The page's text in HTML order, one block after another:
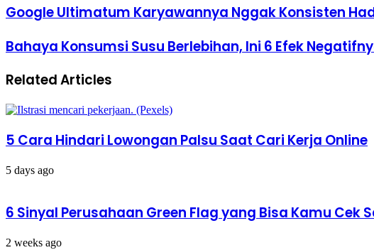
Google
Ultimatum
Nggak
Konsisten
di
Google Ultimatum Karyawannya Nggak Konsisten
Bahaya
Konsumsi
Berlebihan,
6
Efek
Bahaya Konsumsi Susu Berlebihan, Ini 6 Efek
Related Articles
5 Cara Hindari Lowongan Palsu Saat Cari Kerja Online
5 days ago
6 Sinyal Perusahaan Green Flag yang Bisa Kamu Cek
2 weeks ago